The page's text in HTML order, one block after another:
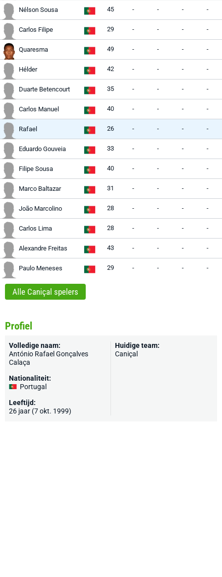
Nélson Sousa 45 - - - -
Carlos Filipe 29 - - - -
Quaresma 49 - - - -
Hélder 42 - - - -
Duarte Betencourt 35 - - - -
Carlos Manuel 40 - - - -
Rafael 26 - - - -
Eduardo Gouveia 33 - - - -
Filipe Sousa 40 - - - -
Marco Baltazar 31 - - - -
João Marcolino 28 - - - -
Carlos Lima 28 - - - -
Alexandre Freitas 43 - - - -
Paulo Meneses 29 - - - -
Alle Caniçal spelers
Profiel
Volledige naam:
António Rafael Gonçalves
Calaça
Nationaliteit:
Portugal
Leeftijd:
26 jaar (7 okt. 1999)
Huidige team:
Caniçal